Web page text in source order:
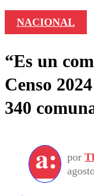
NACIONAL
“Es un
Censo
340
por